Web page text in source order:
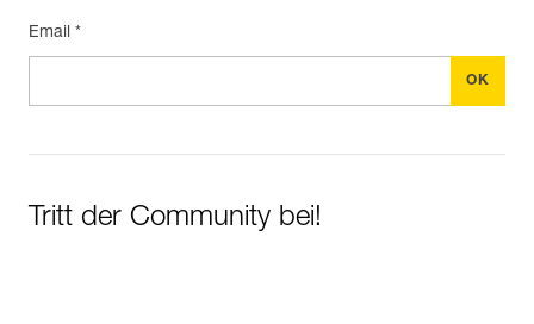
Email *
Tritt der Community bei!